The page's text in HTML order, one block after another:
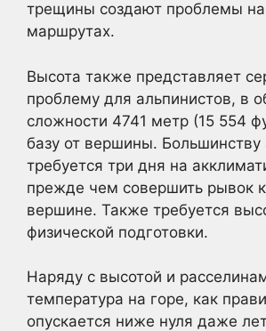
трещины создают проблемы на
маршрутах.
Высота также представляет
проблему для альпинистов, в
сложности 4741 метр (15 554
базу от вершины. Большинству
требуется три дня на
прежде чем совершить рывок к
вершине. Также требуется
физической подготовки.
Наряду с высотой и
температура на горе, как
опускается ниже нуля даже